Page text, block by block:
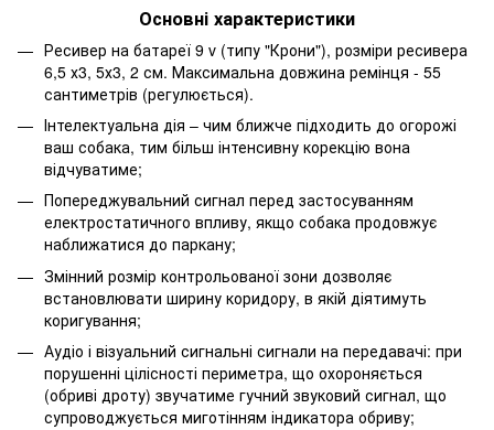
Основні характеристики
Ресивер на батареї 9 v (типу "Крони"), розміри ресивера
6,5 х3, 5х3, 2 см. Максимальна довжина ремінця - 55
сантиметрів (регулюється).
Інтелектуальна дія – чим ближче підходить до огорожі
ваш собака, тим більш інтенсивну корекцію вона
відчуватиме;
Попереджувальний сигнал перед застосуванням
електростатичного впливу, якщо собака продовжує
наближатися до паркану;
Змінний розмір контрольованої зони дозволяє
встановлювати ширину коридору, в якій діятимуть
коригування;
Аудіо і візуальний сигнальні сигнали на передавачі: при
порушенні цілісності периметра, що охороняється
(обриві дроту) звучатиме гучний звуковий сигнал, що
супроводжується миготінням індикатора обриву;